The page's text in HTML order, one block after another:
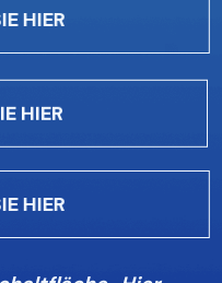
HIER
HIER
HIER